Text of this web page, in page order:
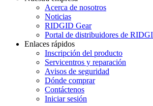
Acerca de nosotros
Noticias
RIDGID Gear
Portal de distribuidores de
Enlaces rápidos
Inscripción del producto
Servicentros y reparación
Avisos de seguridad
Dónde comprar
Contáctenos
Iniciar sesión